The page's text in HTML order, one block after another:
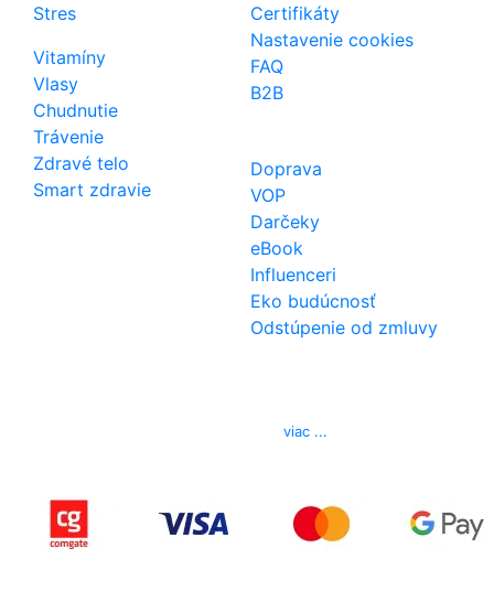
Stres
Vitamíny
Vlasy
Chudnutie
Trávenie
Zdravé telo
Smart zdravie
Certifikáty
Nastavenie cookies
FAQ
B2B
Doprava
VOP
Darčeky
eBook
Influenceri
Eko budúcnosť
Odstúpenie od zmluvy
viac ...